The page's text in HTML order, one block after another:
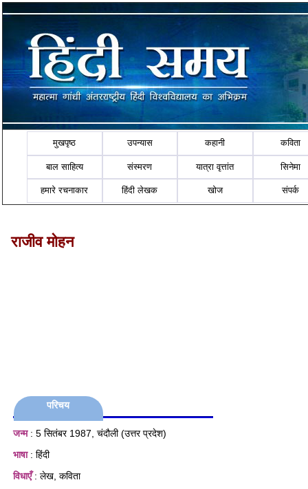
मुखपृष्ठ उपन्यास कहानी कविता
बाल साहित्य संस्मरण यात्रा वृत्तांत सिनेमा
हमारे रचनाकार हिंदी लेखक खोज संपर्क
राजीव मोहन
परिचय
जन्म: 5 सितंबर 1987, चंदौली (उत्तर प्रदेश)
भाषा: हिंदी
विधाएँ: लेख, कविता